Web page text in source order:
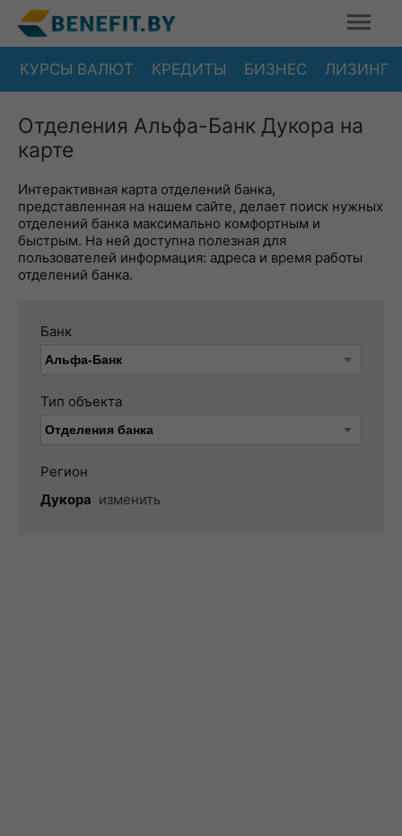
КУРСЫ ВАЛЮТ КРЕДИТЫ БИЗНЕС ЛИЗИНГ
Отделения Альфа-Банк Дукора на
карте
Интерактивная карта отделений банка,
представленная на нашем сайте, делает поиск нужных
отделений банка максимально комфортным и
быстрым. На ней доступна полезная для
пользователей информация: адреса и время работы
отделений банка.
Банк
Тип объекта
Регион
Дукора изменить